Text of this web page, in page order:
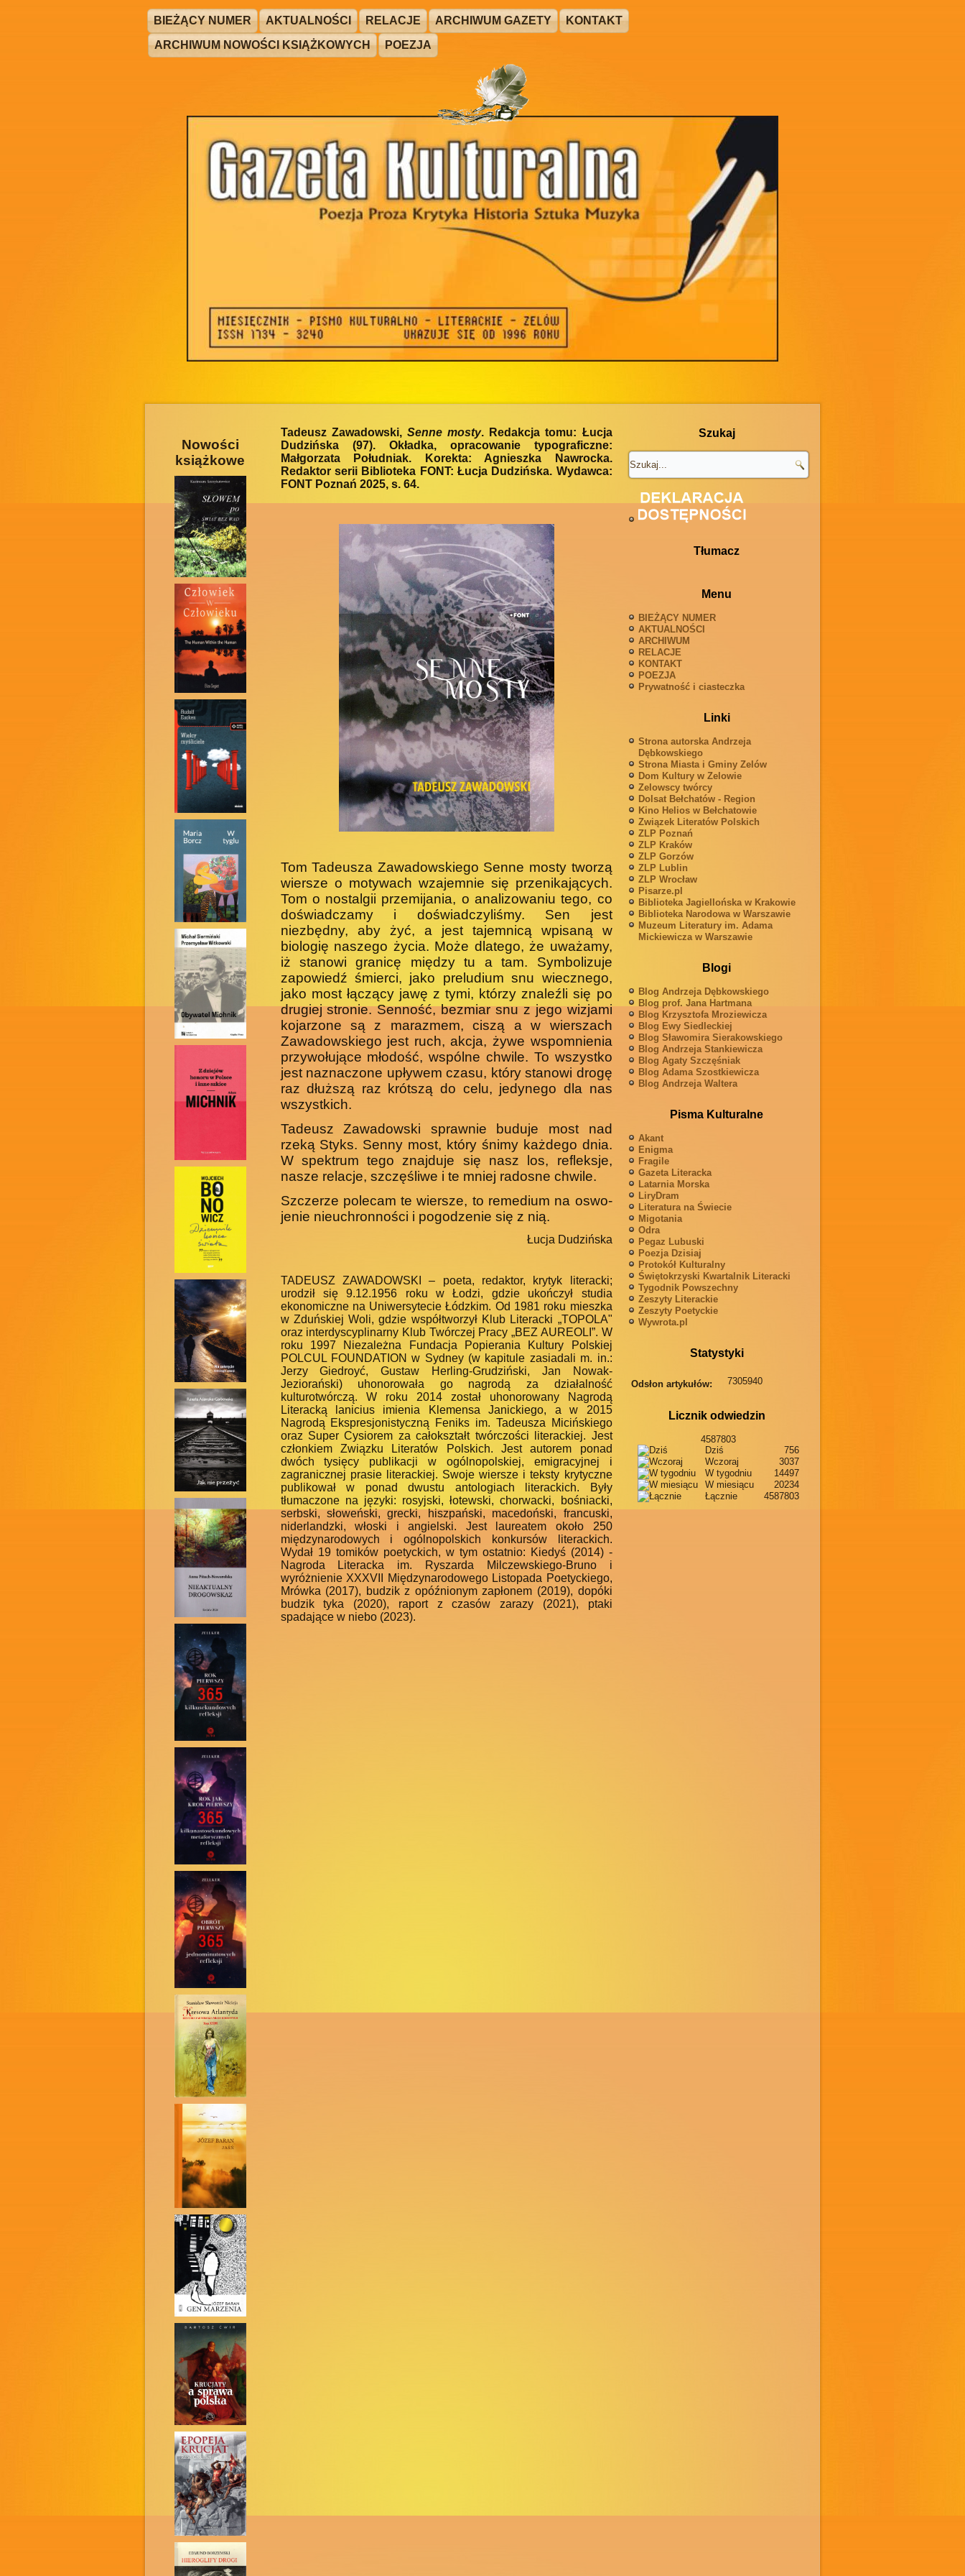
BIEŻĄCY NUMER AKTUALNOŚCI RELACJE ARCHIWUM GAZETY
KONTAKT
ARCHIWUM NOWOŚCI KSIĄŻKOWYCH
POEZJA
Nowości
książkowe
Tadeusz Zawadowski, Senne mosty. Redakcja tomu: Łucja
Dudzińska (97). Okładka, opracowanie typograficzne:
Małgorzata Południak. Korekta: Agnieszka Nawrocka.
Redaktor serii Biblioteka FONT: Łucja Dudzińska. Wydawca:
FONT Poznań 2025, s. 64.
Tom Tadeusza Zawadowskiego Senne mosty tworzą
wiersze o motywach wzajemnie się przenikających.
Tom o nostalgii przemijania, o analizowaniu tego, co
doświadczamy i doświadczyliśmy. Sen jest
niezbędny, aby żyć, a jest tajemnicą wpisaną w
biologię naszego życia. Może dlatego, że uważamy,
iż stanowi granicę między tu a tam. Symbolizuje
zapowiedź śmierci, jako preludium snu wiecznego,
jako most łączący jawę z tymi, którzy znaleźli się po
drugiej stronie. Senność, bezmiar snu z jego wizjami
kojarzone są z marazmem, ciszą a w wierszach
Zawadowskiego jest ruch, akcja, żywe wspomnienia
przywołujące młodość, wspólne chwile. To wszystko
jest naznaczone upływem czasu, który stanowi drogę
raz dłuższą raz krótszą do celu, jedynego dla nas
wszystkich.
Tadeusz Zawadowski sprawnie buduje most nad
rzeką Styks. Senny most, który śnimy każdego dnia.
W spektrum tego znajduje się nasz los, refleksje,
nasze relacje, szczęśliwe i te mniej radosne chwile.
Szczerze polecam te wiersze, to remedium na oswo­
jenie nieuchronności i pogodzenie się z nią.
Łucja Dudzińska
TADEUSZ ZAWADOWSKI – poeta, redaktor, krytyk literacki;
urodził się 9.12.1956 roku w Łodzi, gdzie ukończył studia
ekonomiczne na Uniwersytecie Łódzkim. Od 1981 roku mieszka
w Zduńskiej Woli, gdzie współtworzył Klub Literacki „TOPOLA"
oraz interdyscyplinarny Klub Twórczej Pracy „BEZ AUREOLI”. W
roku 1997 Niezależna Fundacja Popierania Kultury Polskiej
POLCUL FOUNDATION w Sydney (w kapitule zasiadali m. in.:
Jerzy Giedroyć, Gustaw Herling-Grudziński, Jan Nowak-
Jeziorański) uhonorowała go nagrodą za działalność
kulturotwórczą. W roku 2014 został uhonorowany Nagrodą
Literacką lanicius imienia Klemensa Janickiego, a w 2015
Nagrodą Ekspresjonistyczną Feniks im. Tadeusza Micińskiego
oraz Super Cysiorem za całokształt twórczości literackiej. Jest
członkiem Związku Literatów Polskich. Jest autorem ponad
dwóch tysięcy publikacji w ogólnopolskiej, emigracyjnej i
zagranicznej prasie literackiej. Swoje wiersze i teksty krytyczne
publikował w ponad dwustu antologiach literackich. Były
tłumaczone na języki: rosyjski, łotewski, chorwacki, bośniacki,
serbski, słoweński, grecki, hiszpański, macedoński, francuski,
niderlandzki, włoski i angielski. Jest laureatem około 250
międzynarodowych i ogólnopolskich konkursów literackich.
Wydał 19 tomików poetyckich, w tym ostatnio: Kiedyś (2014) -
Nagroda Literacka im. Ryszarda Milczewskiego-Bruno i
wyróżnienie XXXVII Międzynarodowego Listopada Poetyckiego,
Mrówka (2017), budzik z opóźnionym zapłonem (2019), dopóki
budzik tyka (2020), raport z czasów zarazy (2021), ptaki
spadające w niebo (2023).
Szukaj
Tłumacz
Menu
BIEŻĄCY NUMER
AKTUALNOŚCI
ARCHIWUM
RELACJE
KONTAKT
POEZJA
Prywatność i ciasteczka
Linki
Strona autorska Andrzeja
Dębkowskiego
Strona Miasta i Gminy Zelów
Dom Kultury w Zelowie
Zelowscy twórcy
Dolsat Bełchatów - Region
Kino Helios w Bełchatowie
Związek Literatów Polskich
ZLP Poznań
ZLP Kraków
ZLP Gorzów
ZLP Lublin
ZLP Wrocław
Pisarze.pl
Biblioteka Jagiellońska w Krakowie
Biblioteka Narodowa w Warszawie
Muzeum Literatury im. Adama
Mickiewicza w Warszawie
Blogi
Blog Andrzeja Dębkowskiego
Blog prof. Jana Hartmana
Blog Krzysztofa Mroziewicza
Blog Ewy Siedleckiej
Blog Sławomira Sierakowskiego
Blog Andrzeja Stankiewicza
Blog Agaty Szczęśniak
Blog Adama Szostkiewicza
Blog Andrzeja Waltera
Pisma Kulturalne
Akant
Enigma
Fragile
Gazeta Literacka
Latarnia Morska
LiryDram
Literatura na Świecie
Migotania
Odra
Pegaz Lubuski
Poezja Dzisiaj
Protokół Kulturalny
Świętokrzyski Kwartalnik Literacki
Tygodnik Powszechny
Zeszyty Literackie
Zeszyty Poetyckie
Wywrota.pl
Statystyki
Odsłon artykułów: 7305940
Licznik odwiedzin
4587803
Dziś
756
Wczoraj
3037
W tygodniu
14497
W miesiącu
20234
Łącznie
4587803